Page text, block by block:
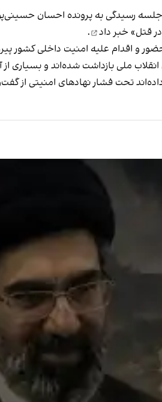
نخستین جلسه رسیدگی به پرونده
قتل»خبر داد
.
و اقدام علیه امنیت داخلی
ملی بازداشت شده‌اند و بسیاری
تحت فشار نهادهای امنیتی از